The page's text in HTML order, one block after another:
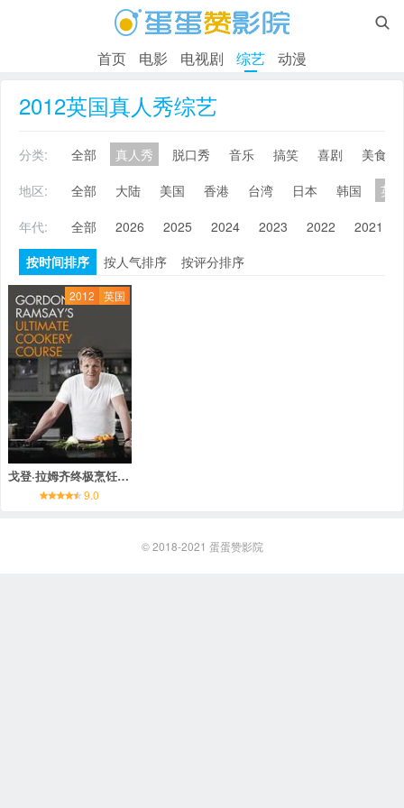

首页 电影 电视剧 综艺 动漫
2012英国真人秀综艺
分类: 全部 真人秀 脱口秀 音乐 搞笑 喜剧
美食
地区:
全部 大陆 美国 香港 台湾 日本 韩国
英
年代:
全部 2026 2025 2024 2023 2022 2021
按时间排序
按人气排序 按评分排序
2012 英国
戈登·拉姆齐终极烹饪教程
9.0
© 2018-2021 蛋蛋赞影院